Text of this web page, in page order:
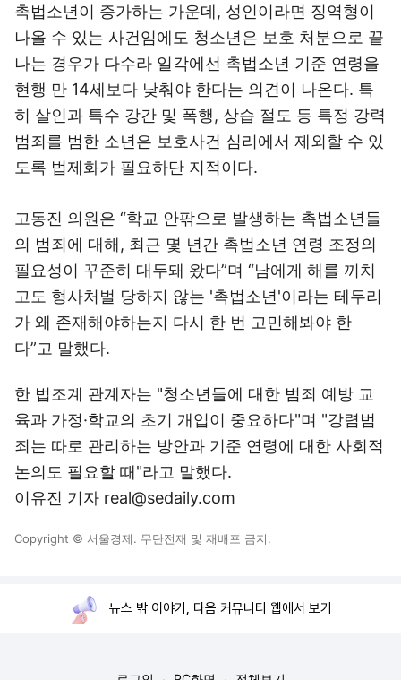
촉법소년이 증가하는 가운데, 성인이라면 징역형이
나올 수 있는 사건임에도 청소년은 보호 처분으로 끝
나는 경우가 다수라 일각에선 촉법소년 기준 연령을
현행 만 14세보다 낮춰야 한다는 의견이 나온다. 특
히 살인과 특수 강간 및 폭행, 상습 절도 등 특정 강력
범죄를 범한 소년은 보호사건 심리에서 제외할 수 있
도록 법제화가 필요하단 지적이다.
고동진 의원은 “학교 안팎으로 발생하는 촉법소년들
의 범죄에 대해, 최근 몇 년간 촉법소년 연령 조정의
필요성이 꾸준히 대두돼 왔다”며 “남에게 해를 끼치
고도 형사처벌 당하지 않는 '촉법소년'이라는 테두리
가 왜 존재해야하는지 다시 한 번 고민해봐야 한
다”고 말했다.
한 법조계 관계자는 "청소년들에 대한 범죄 예방 교
육과 가정·학교의 초기 개입이 중요하다"며 "강렴범
죄는 따로 관리하는 방안과 기준 연령에 대한 사회적
논의도 필요할 때"라고 말했다.
이유진 기자 real@sedaily.com
Copyright © 서울경제. 무단전재 및 재배포 금지.
뉴스 밖 이야기, 다음 커뮤니티 웹에서 보기